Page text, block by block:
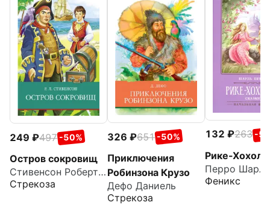
249 497 -50%
Остров сокровищ
Стивенсон Роберт Льюис
Стрекоза
326 651 -50%
Приключения
Робинзона Крузо
Дефо Даниель
Стрекоза
132 263 -
Рике-
Перро Шарль
Феникс